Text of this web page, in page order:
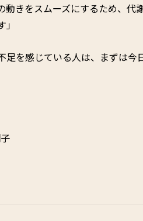
動きをスムーズにするため、
足を感じている人は、まずは